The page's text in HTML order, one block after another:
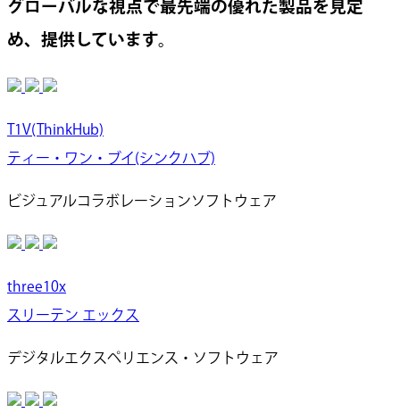
グローバルな視点で最先端の優れた製品を見定
め、提供しています。
T1V(ThinkHub)
ティー・ワン・ブイ(シンクハブ)
ビジュアルコラボレーションソフトウェア
three10x
スリーテン エックス
デジタルエクスペリエンス・ソフトウェア